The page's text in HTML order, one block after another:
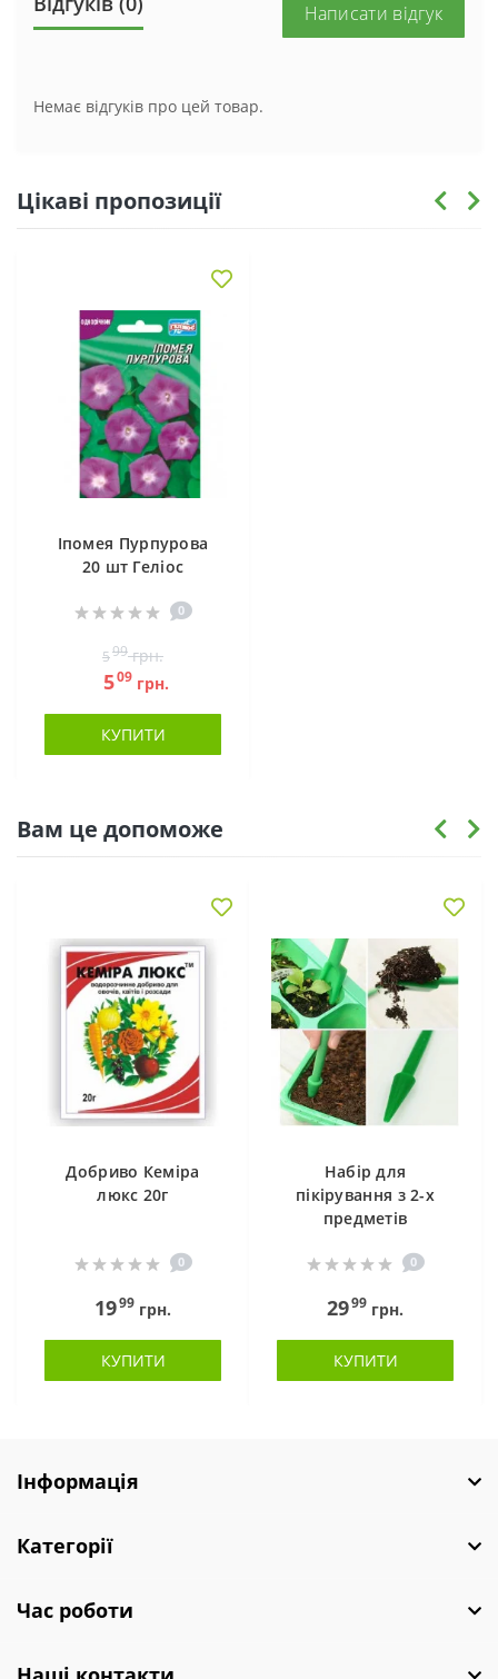
Написати відгук
Немає відгуків про цей товар.
Цікаві пропозиції
Іпомея Пурпурова
20 шт Геліос
0
599грн.
509грн.
КУПИТИ
Вам це допоможе
Добриво Кеміра
люкс 20г
0
1999 грн.
КУПИТИ
Набір для
пікірування з 2-х
предметів
0
2999 грн.
КУПИТИ
Інформація
Категорії
Час роботи